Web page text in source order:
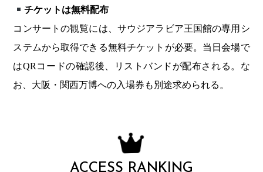
チケットは無料配布
コンサートの観覧には、サウジアラビア王国館の専用シ
ステムから取得できる無料チケットが必要。当日会場で
はQRコードの確認後、リストバンドが配布される。な
お、大阪・関西万博への入場券も別途求められる。
ACCESS RANKING